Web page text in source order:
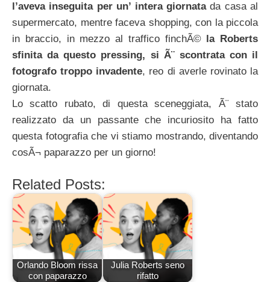
l’aveva inseguita per un’ intera giornatada casa al
supermercato, mentre faceva shopping, con la piccola
in braccio, in mezzo al traffico finchÃ©la Roberts
sfinita da questo pressing, si Ã¨ scontrata con il
fotografo troppo invadente, reo di averle rovinato la
giornata.
Lo scatto rubato, di questa sceneggiata, Ã¨ stato
realizzato da un passante che incuriosito ha fatto
questa fotografia che vi stiamo mostrando, diventando
cosÃ¬ paparazzo per un giorno!
Related Posts:
Orlando Bloom rissa
con paparazzo
Julia Roberts seno
rifatto